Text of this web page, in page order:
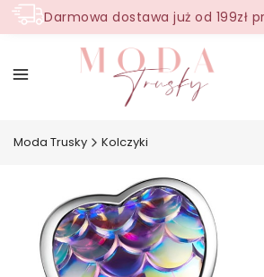
Darmowa dostawa już od 199zł
Moda Trusky Kolczyki